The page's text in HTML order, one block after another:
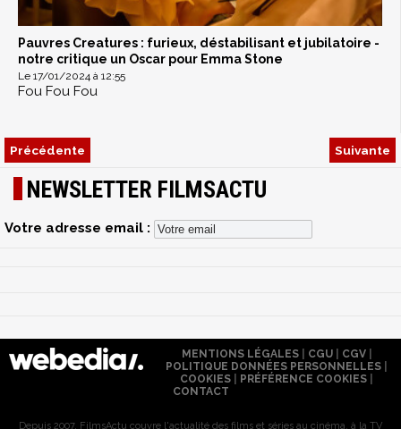
Pauvres Creatures : furieux, déstabilisant et jubilatoire -
notre critique un Oscar pour Emma Stone
Le 17/01/2024 à 12:55
Fou Fou Fou
Suivante
Précédente
NEWSLETTER FILMSACTU
Votre adresse email :
MENTIONS LÉGALES| CGU| CGV|
POLITIQUE DONNÉES PERSONNELLES
COOKIES
PRÉFÉRENCE COOKIES
CONTACT
Depuis 2007, FilmsActu couvre l'actualité des films et séries au cinéma, à la TV